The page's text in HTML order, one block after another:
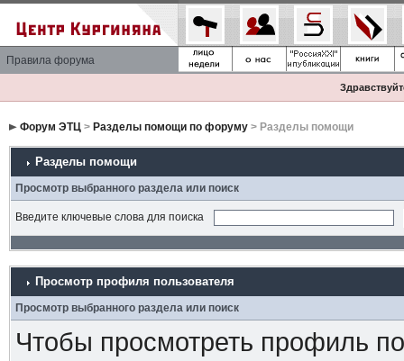
Правила форума
Форум ЭТЦ> Разделы помощи по форуму> Разделы помощи
Разделы помощи
Просмотр выбранного раздела или поиск
Введите ключевые слова для поиска
Просмотр профиля пользователя
Просмотр выбранного раздела или поиск
Чтобы просмотреть профиль